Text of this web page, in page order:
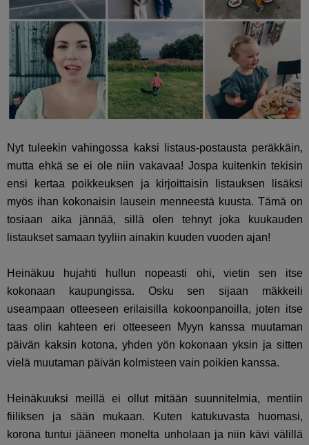
Nyt tuleekin vahingossa kaksi listaus-postausta peräkkäin,
mutta ehkä se ei ole niin vakavaa! Jospa kuitenkin tekisin
ensi kertaa poikkeuksen ja kirjoittaisin listauksen lisäksi
myös ihan kokonaisin lausein menneestä kuusta. Tämä on
tosiaan aika jännää, sillä olen tehnyt joka kuukauden
listaukset samaan tyyliin ainakin kuuden vuoden ajan!
Heinäkuu hujahti hullun nopeasti ohi, vietin sen itse
kokonaan kaupungissa. Osku sen sijaan mäkkeili
useampaan otteeseen erilaisilla kokoonpanoilla, joten itse
taas olin kahteen eri otteeseen Myyn kanssa muutaman
päivän kaksin kotona, yhden yön kokonaan yksin ja sitten
vielä muutaman päivän kolmisteen vain poikien kanssa.
Heinäkuuksi meillä ei ollut mitään suunnitelmia, mentiin
fiiliksen ja sään mukaan. Kuten katukuvasta huomasi,
korona tuntui jääneen monelta unholaan ja niin kävi välillä